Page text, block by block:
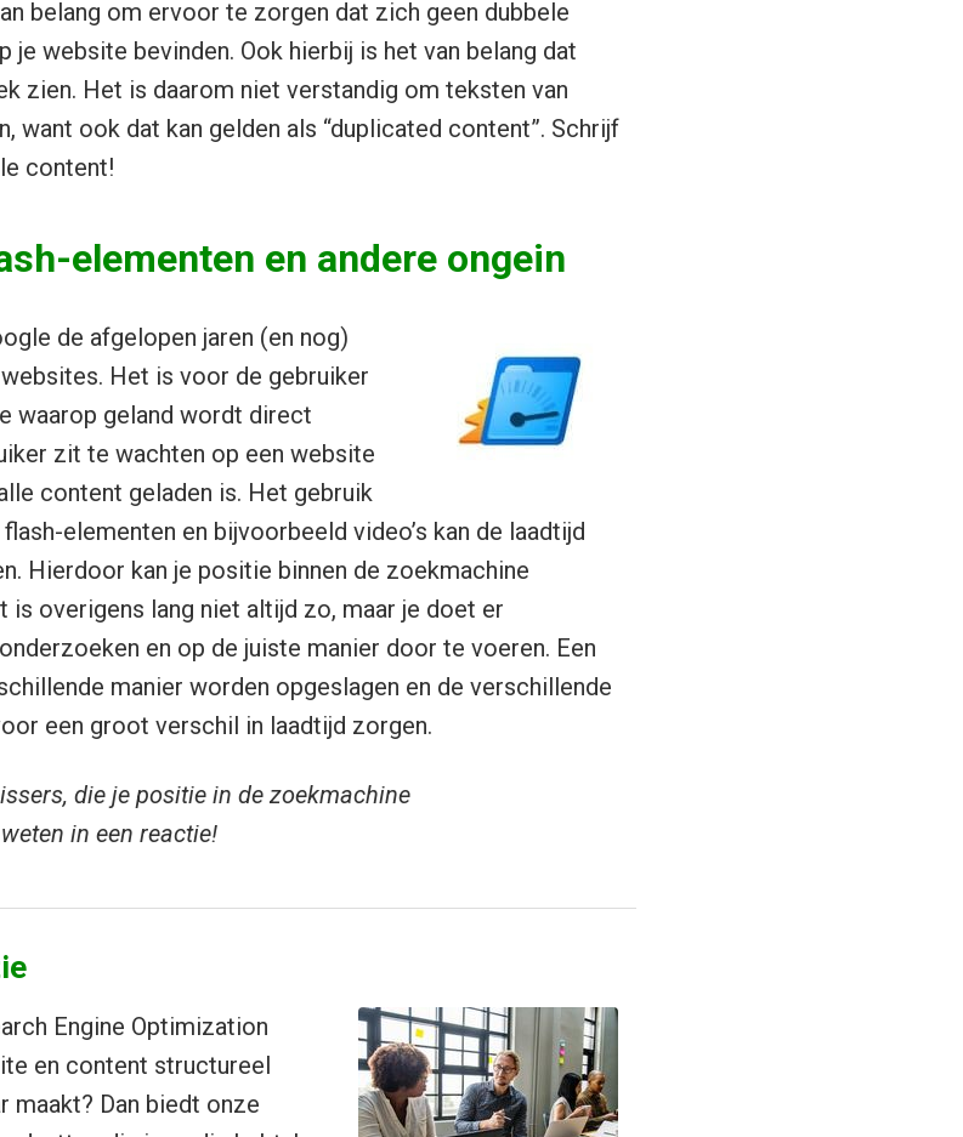
belang om ervoor te zorgen dat zich geen dubbele
website bevinden. Ook hierbij is het van belang dat
zien. Het is daarom niet verstandig om teksten van
want ook dat kan gelden als “duplicated content”. Schrijf
content!
elementen en andere ongein
de afgelopen jaren (en nog)
Het is voor de gebruiker
waarop geland wordt direct
zit te wachten op een website
content geladen is. Het gebruik
elementen en bijvoorbeeld video’s kan de laadtijd
Hierdoor kan je positie binnen de zoekmachine
is overigens lang niet altijd zo, maar je doet er
en op de juiste manier door te voeren. Een
manier worden opgeslagen en de verschillende
een groot verschil in laadtijd zorgen.
die je positie in de zoekmachine
in een reactie!
Engine Optimization
en content structureel
maakt? Dan biedt onze